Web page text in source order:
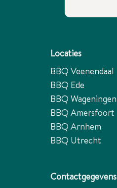
Locaties
BBQ Veenendaal
BBQ Ede
BBQ Wageningen
BBQ Amersfoort
BBQ Arnhem
BBQ Utrecht
Contactgegevens